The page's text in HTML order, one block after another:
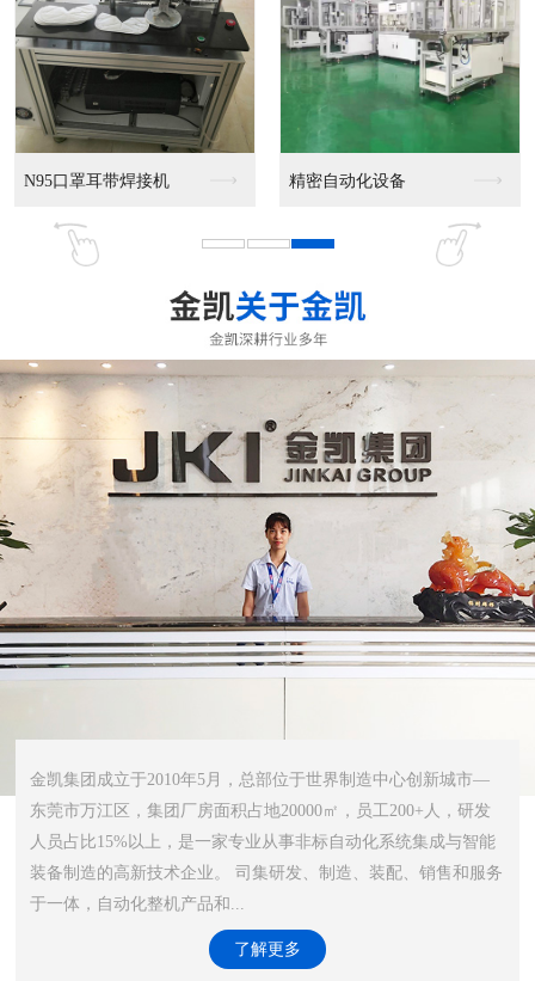
N95口罩耳带焊接机 精密自动化设备
金凯集团成立于2010年5月，总部位于世界制造中心创新城市—
东莞市万江区，集团厂房面积占地20000㎡，员工200+人，研发
人员占比15%以上，是一家专业从事非标自动化系统集成与智能
装备制造的高新技术企业。 司集研发、制造、装配、销售和服务
于一体，自动化整机产品和...
了解更多